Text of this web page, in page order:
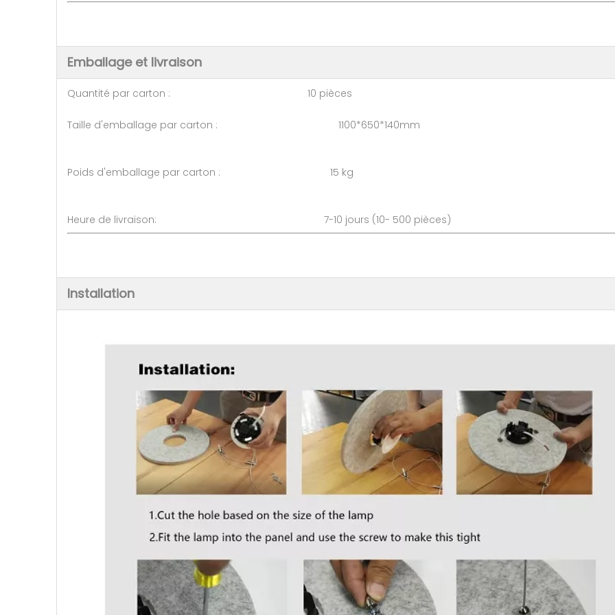
Emballage et livraison
Quantité par carton : 10 pièces
Taille d'emballage par carton : 1100*650*140mm
Poids d'emballage par carton : 15 kg
Heure de livraison: 7-10 jours (10- 500
Installation